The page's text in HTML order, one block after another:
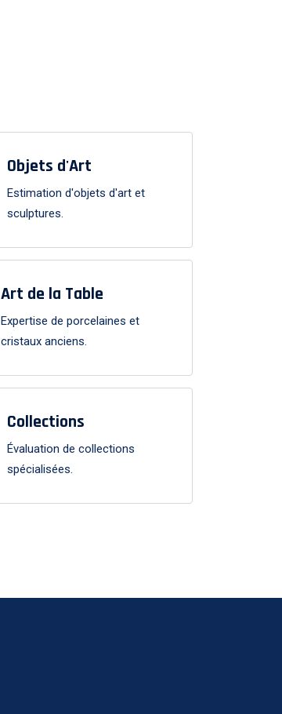
Objets d'Art
Estimation d'objets d'art et
sculptures.
Art de la Table
Expertise de porcelaines et
cristaux anciens.
Collections
Évaluation de collections
spécialisées.